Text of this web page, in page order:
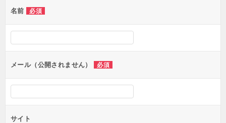
ー
シ
ョ
ン
名前 必須
メール（公開されません） 必須
サイト